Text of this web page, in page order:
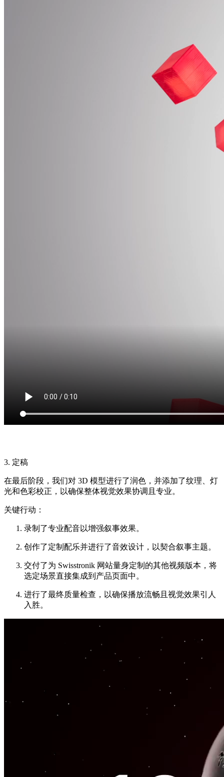
3. 定稿
在最后阶段，我们对 3D 模型进行了润色，并添加了纹理、灯
光和色彩校正，以确保整体视觉效果协调且专业。
关键行动：
录制了专业配音以增强叙事效果。
创作了定制配乐并进行了音效设计，以契合叙事主题。
交付了为 Swisstronik 网站量身定制的其他视频版本，将
选定场景直接集成到产品页面中。
进行了最终质量检查，以确保播放流畅且视觉效果引人
入胜。